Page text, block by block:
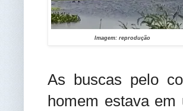
Imagem: reprodução
As buscas pelo
homem estava